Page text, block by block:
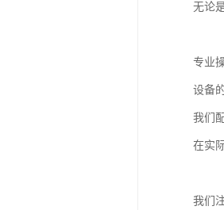
无论
专业
设备
我们
在实
我们